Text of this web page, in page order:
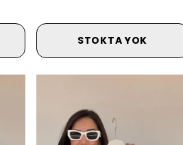
STOKTA YOK